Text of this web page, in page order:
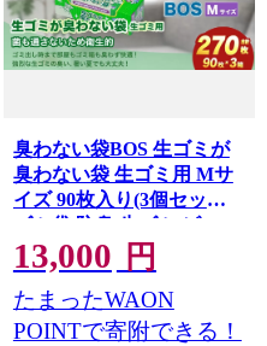
臭わない袋BOS 生ゴミが
臭わない袋 生ゴミ用 Mサ
イズ 90枚入り(3個セット)
ゴミ袋 防臭 生ゴミ ビニー
ル袋 赤ちゃん おむつ ペッ
ト 防臭袋 セット 小樽市 北
海道
13,000 円
たまったWAON
POINTで寄附できる！